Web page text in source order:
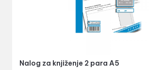
Nalog za knjiženje 2 para A5